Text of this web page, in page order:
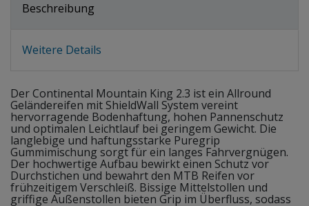
Beschreibung
Weitere Details
Der Continental Mountain King 2.3 ist ein Allround
Geländereifen mit ShieldWall System vereint
hervorragende Bodenhaftung, hohen Pannenschutz
und optimalen Leichtlauf bei geringem Gewicht. Die
langlebige und haftungsstarke Puregrip
Gummimischung sorgt für ein langes Fahrvergnügen.
Der hochwertige Aufbau bewirkt einen Schutz vor
Durchstichen und bewahrt den MTB Reifen vor
frühzeitigem Verschleiß. Bissige Mittelstollen und
griffige Außenstollen bieten Grip im Überfluss, sodass